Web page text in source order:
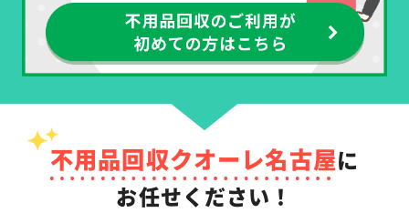
不用品回収クオーレ名古屋に
お任せください！